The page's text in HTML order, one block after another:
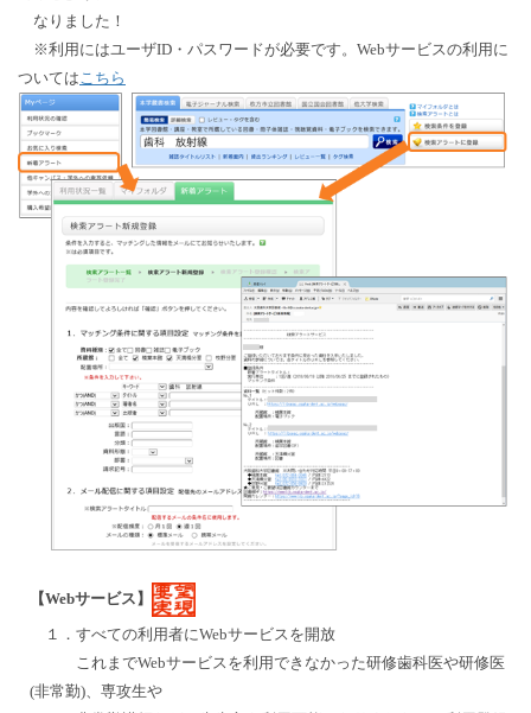
なりました！
※利用にはユーザID・パスワードが必要です。Webサービスの利用に
ついてはこちら
【Webサービス】
１．すべての利用者にWebサービスを開放
これまでWebサービスを利用できなかった研修歯科医や研修医
(非常勤)、専攻生や